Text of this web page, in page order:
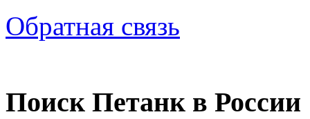
Обратная связь
Поиск Петанк в России